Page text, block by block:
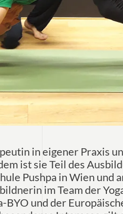
in eigener Praxis
ist sie Teil des
Pushpa in Wien und
im Team der
und der